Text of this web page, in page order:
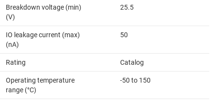
Breakdown voltage (min)
(V)
25.5
IO leakage current (max)
(nA)
50
Rating Catalog
Operating temperature
range (°C)
-50 to 150